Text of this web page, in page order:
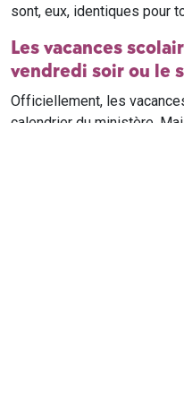
sont, eux, identiques pour
Les vacances
vendredi soir ou le
Officiellement, les
calendrier du ministère.